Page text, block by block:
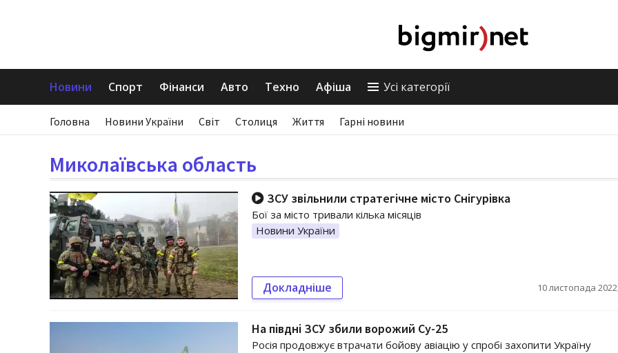
Новини Спорт Фінанси Авто Техно Афіша Усі категорії
Головна Новини України Світ Столиця Життя Гарні новини
Миколаївська область
ЗСУ звільнили стратегічне місто Снігурівка
Бої за місто тривали кілька місяців
Новини України
Докладніше 10 листопада
На півдні ЗСУ збили ворожий Су-25
Росія продовжує втрачати бойову авіацію у спробі захопити Україну